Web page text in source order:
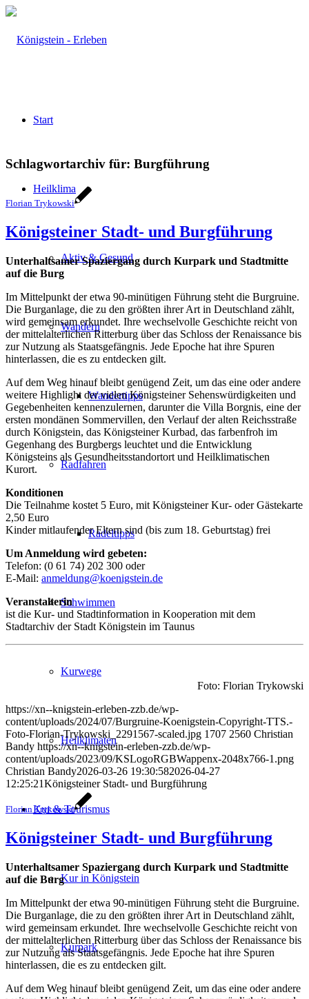
Start
Heilklima
Aktiv & Gesund
Wandern
Wandertipps
Radfahren
Radeltipps
Schwimmen
Kurwege
Heilklimaten
Kur & Tourismus
Kur in Königstein
Kurpark
Schlagwortarchiv für: Burgführung
Florian Trykowski
Königsteiner Stadt- und Burgführung
Unterhaltsamer Spaziergang durch Kurpark und Stadtmitte
auf die Burg
Im Mittelpunkt der etwa 90-minütigen Führung steht die Burgruine.
Die Burganlage, die zu den größten ihrer Art in Deutschland zählt,
wird gemeinsam erkundet. Ihre wechselvolle Geschichte reicht von
der mittelalterlichen Ritterburg über das Schloss der Renaissance bis
zur Nutzung als Staatsgefängnis. Jede Epoche hat ihre Spuren
hinterlassen, die es zu entdecken gilt.
Auf dem Weg hinauf bleibt genügend Zeit, um das eine oder andere
weitere Highlight der vielen Königsteiner Sehenswürdigkeiten und
Gegebenheiten kennenzulernen, darunter die Villa Borgnis, eine der
ersten mondänen Sommervillen, den Verlauf der alten Reichsstraße
durch Königstein, das Königsteiner Kurbad, das farbenfroh im
Gegenhang des Burgbergs leuchtet und die Entwicklung
Königsteins als Gesundheitsstandortort und Heilklimatischen
Kurort.
Konditionen
Die Teilnahme kostet 5 Euro, mit Königsteiner Kur- oder Gästekarte
2,50 Euro
Kinder mitlaufender Eltern sind (bis zum 18. Geburtstag) frei
Um Anmeldung wird gebeten:
Telefon: (0 61 74) 202 300 oder
E-Mail: anmeldung@koenigstein.de
Veranstalterin
ist die Kur- und Stadtinformation in Kooperation mit dem
Stadtarchiv der Stadt Königstein im Taunus
Foto: Florian Trykowski
https://xn--knigstein-erleben-zzb.de/wp-
content/uploads/2024/07/Burgruine-Koenigstein-Copyright-TTS.-
Foto-Florian-Trykowski_2291567-scaled.jpg 1707 2560 Christian
Bandy https://xn--knigstein-erleben-zzb.de/wp-
content/uploads/2023/09/KSLogoRGBWappenx-2048x766-1.png
Christian Bandy2026-03-26 19:30:582026-04-27
12:25:21Königsteiner Stadt- und Burgführung
Florian Trykowski
Königsteiner Stadt- und Burgführung
Unterhaltsamer Spaziergang durch Kurpark und Stadtmitte
auf die Burg
Im Mittelpunkt der etwa 90-minütigen Führung steht die Burgruine.
Die Burganlage, die zu den größten ihrer Art in Deutschland zählt,
wird gemeinsam erkundet. Ihre wechselvolle Geschichte reicht von
der mittelalterlichen Ritterburg über das Schloss der Renaissance bis
zur Nutzung als Staatsgefängnis. Jede Epoche hat ihre Spuren
hinterlassen, die es zu entdecken gilt.
Auf dem Weg hinauf bleibt genügend Zeit, um das eine oder andere